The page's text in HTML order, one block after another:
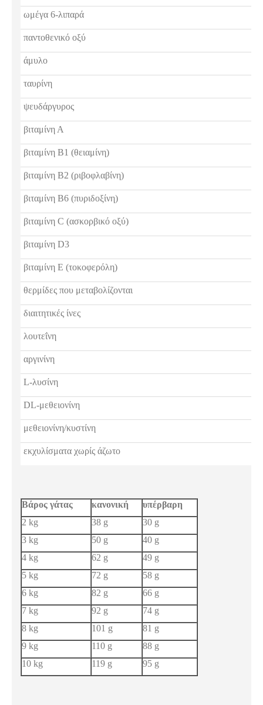
ωμέγα 6-λιπαρά
παντοθενικό οξύ
άμυλο
ταυρίνη
ψευδάργυρος
βιταμίνη Α
βιταμίνη Β1 (θειαμίνη)
βιταμίνη Β2 (ριβοφλαβίνη)
βιταμίνη Β6 (πυριδοξίνη)
βιταμίνη C (ασκορβικό οξύ)
βιταμίνη D3
βιταμίνη Ε (τοκοφερόλη)
θερμίδες που μεταβολίζονται
διαιτητικές ίνες
λουτεΐνη
αργινίνη
L-λυσίνη
DL-μεθειονίνη
μεθειονίνη/κυστίνη
εκχυλίσματα χωρίς άζωτο
Βάρος γάτας κανονική
υπέρβαρη
2 kg
38 g
30 g
3 kg
50 g
40 g
4 kg
62 g
49 g
5 kg
72 g
58 g
6 kg
82 g
66 g
7 kg
92 g
74 g
8 kg
101 g
81 g
9 kg
110 g
88 g
10 kg
119 g 95 g